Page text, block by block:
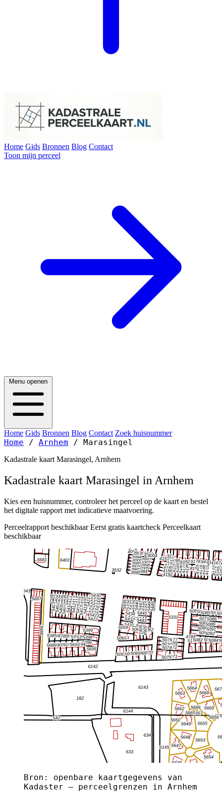
Home Gids Bronnen Blog Contact
Toon mijn perceel
Menu openen
Home Gids Bronnen Blog Contact Zoek huisnummer
Home / Arnhem / Marasingel
Kadastrale kaart Marasingel, Arnhem
Kadastrale kaart Marasingel in Arnhem
Kies een huisnummer, controleer het perceel op de kaart en bestel
het digitale rapport met indicatieve maatvoering.
Perceelrapport beschikbaar Eerst gratis kaartcheck Perceelkaart
beschikbaar
Bron: openbare kaartgegevens van
Kadaster — perceelgrenzen in Arnhem